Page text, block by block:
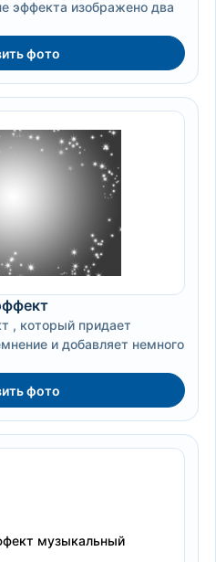
эффекта изображено два
фото
, который придает
и добавляет немного
фото